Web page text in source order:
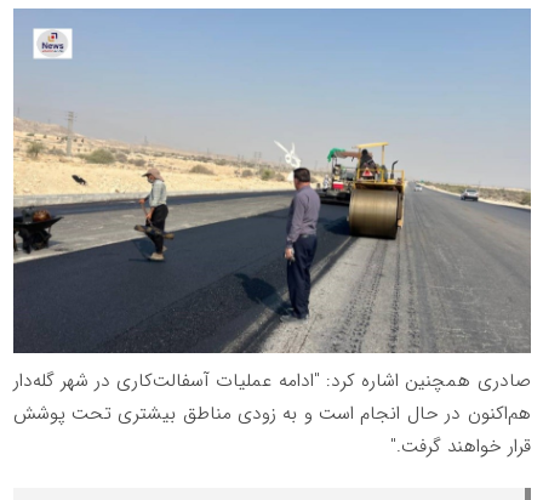
صادری همچنین اشاره کرد: "ادامه عملیات آسفالت‌کاری در شهر گله‌دار
هم‌اکنون در حال انجام است و به زودی مناطق بیشتری تحت پوشش
قرار خواهند گرفت."